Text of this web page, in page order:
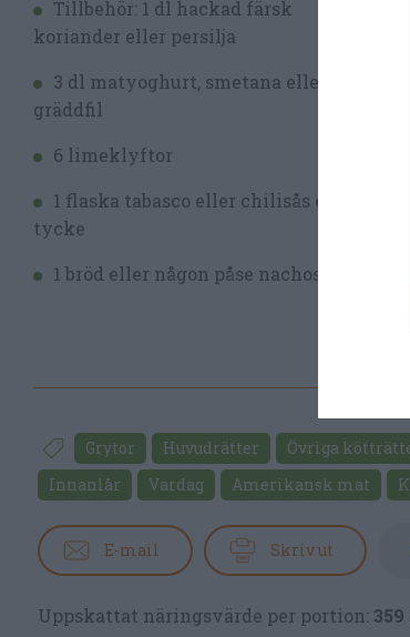
Tillbehör: 1 dl hackad färsk
koriander eller persilja
3 dl matyoghurt, smetana eller
gräddfil
6 limeklyftor
1 flaska tabasco eller chilisås efter
tycke
1 bröd eller någon påse nachos
Grytor Huvudrätter Övriga
Innanlår
Vardag Amerikansk mat
E-mail Skriv ut
Uppskattat näringsvärde per portion: